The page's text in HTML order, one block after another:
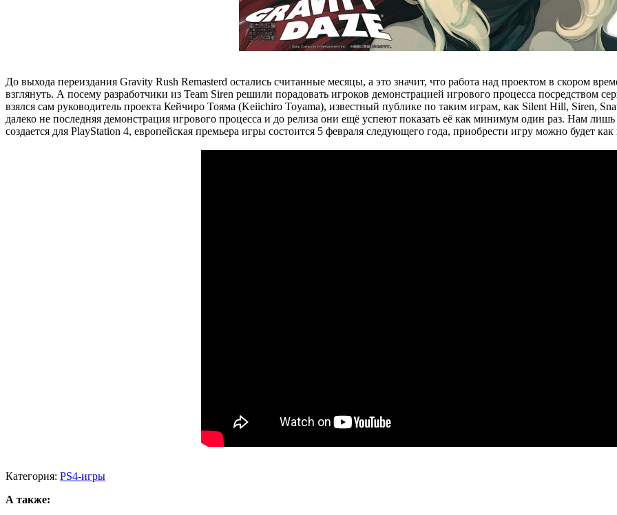
До выхода переиздания Gravity Rush Remasterd остались считанные месяцы, а это значит, что работа над проектом в скором
взглянуть. А посему разработчики из Team Siren решили порадовать игроков демонстрацией игрового процесса посредством
взялся сам руководитель проекта Кейчиро Тояма (Keiichiro Toyama), известный публике по таким играм, как Silent Hill, Siren,
далеко не последняя демонстрация игрового процесса и до релиза они ещё успеют показать её как минимум один раз. Нам
создается для PlayStation 4, европейская премьера игры состоится 5 февраля следующего года, приобрести игру можно будет
Категория: PS4-игры
А также: